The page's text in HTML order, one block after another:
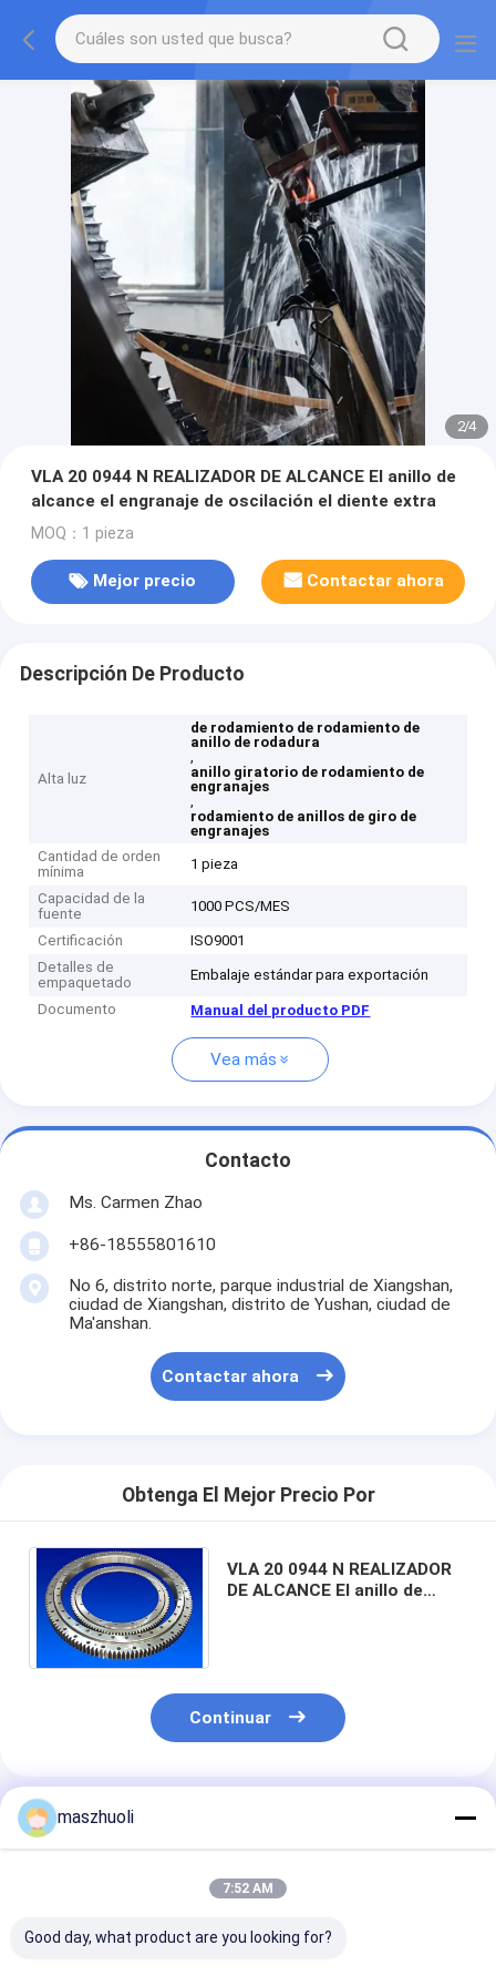
2/4
VLA 20 0944 N REALIZADOR DE ALCANCE El anillo de
alcance el engranaje de oscilación el diente extra
MOQ：1 pieza
Mejor precio Contactar ahora
Descripción De Producto
Alta luz
de rodamiento de rodamiento de
anillo de rodadura
,
anillo giratorio de rodamiento de
engranajes
,
rodamiento de anillos de giro de
engranajes
Cantidad de orden
mínima
1 pieza
Capacidad de la
fuente
1000 PCS/MES
Certificación
ISO9001
Detalles de
empaquetado
Embalaje estándar para exportación
Documento Manual del producto PDF
Vea más
Contacto
Ms. Carmen Zhao
+86-18555801610
No 6, distrito norte, parque industrial de Xiangshan,
ciudad de Xiangshan, distrito de Yushan, ciudad de
Ma'anshan.
Contactar ahora
Obtenga El Mejor Precio Por
VLA 20 0944 N REALIZADOR
DE ALCANCE El anillo de
Continuar
Productos Recomendados
maszhuoli
7:52 AM
Good day, what product are you looking for?